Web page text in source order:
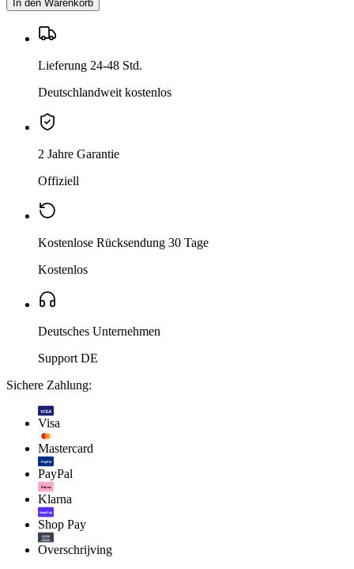
In den Warenkorb
Lieferung 24-48 Std.
Deutschlandweit kostenlos
2 Jahre Garantie
Offiziell
Kostenlose Rücksendung 30 Tage
Kostenlos
Deutsches Unternehmen
Support DE
Sichere Zahlung:
VISA
Visa
Mastercard
PayPal
PayPal
Klarna.
Klarna
shop Pay
Shop Pay
Overschrijving